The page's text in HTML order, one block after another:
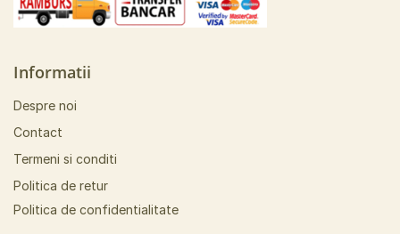
Informatii
Despre noi
Contact
Termeni si conditi
Politica de retur
Politica de confidentialitate